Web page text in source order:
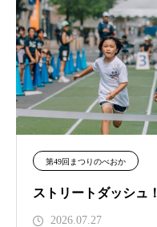
第49回まつりのべおか
ストリートダッシュ！
2026.07.27